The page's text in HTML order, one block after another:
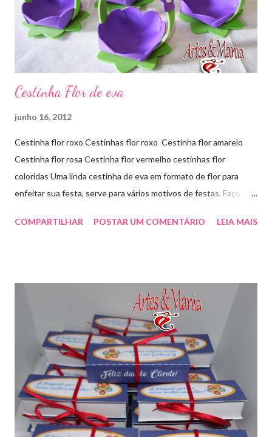
Cestinha Flor de eva
junho 16, 2012
Cestinha flor roxo Cestinhas flor roxo Cestinha flor amarelo
Cestinha flor rosa Cestinha flor vermelho cestinhas flor
coloridas Uma linda cestinha de eva em formato de flor para
enfeitar sua festa, serve para vários motivos de festas. Faço
artesmania1@hotmail.com
COMPARTILHAR POSTAR UM COMENTÁRIO LEIA MAIS